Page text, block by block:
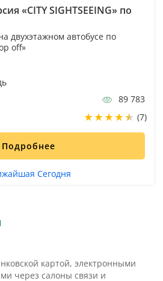
«CITY SIGHTSEEING» по
двухэтажном автобусе по
off»
89 783
(7)
Подробнее
Сегодня
картой, электронными
через салоны связи и